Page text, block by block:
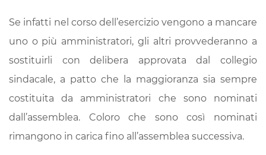
Se infatti nel corso dell’esercizio vengono a mancare
uno o più amministratori, gli altri provvederanno a
sostituirli con delibera approvata dal collegio
sindacale, a patto che la maggioranza sia sempre
costituita da amministratori che sono nominati
dall’assemblea. Coloro che sono così nominati
rimangono in carica fino all’assemblea successiva.